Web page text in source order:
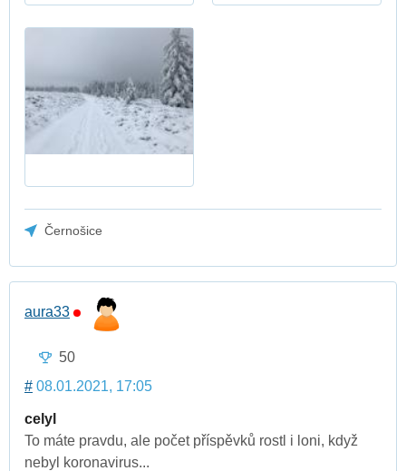
Černošice
aura33
50
# 08.01.2021, 17:05
celyl
To máte pravdu, ale počet příspěvků rostl i loni, když
nebyl koronavirus...